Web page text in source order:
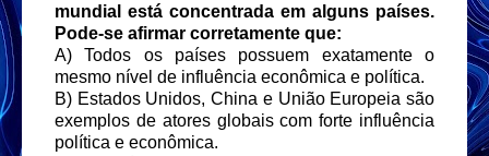
mundial está concentrada em alguns países.
Pode-se afirmar corretamente que:
A) Todos os países possuem exatamente o
mesmo nível de influência econômica e política.
B) Estados Unidos, China e União Europeia são
exemplos de atores globais com forte influência
política e econômica.